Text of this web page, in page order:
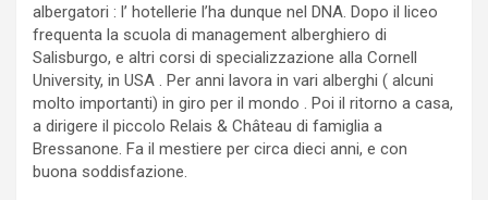
albergatori : l’ hotellerie l’ha dunque nel DNA. Dopo il liceo
frequenta la scuola di management alberghiero di
Salisburgo, e altri corsi di specializzazione alla Cornell
University, in USA . Per anni lavora in vari alberghi ( alcuni
molto importanti) in giro per il mondo . Poi il ritorno a casa,
a dirigere il piccolo Relais & Château di famiglia a
Bressanone. Fa il mestiere per circa dieci anni, e con
buona soddisfazione.